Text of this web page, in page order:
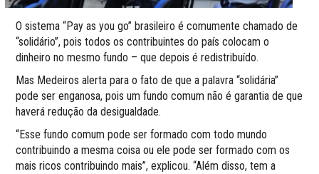
O sistema “Pay as you go” brasileiro é comumente chamado de
“solidário”, pois todos os contribuintes do país colocam o
dinheiro no mesmo fundo – que depois é redistribuído.
Mas Medeiros alerta para o fato de que a palavra “solidária”
pode ser enganosa, pois um fundo comum não é garantia de que
haverá redução da desigualdade.
“Esse fundo comum pode ser formado com todo mundo
contribuindo a mesma coisa ou ele pode ser formado com os
mais ricos contribuindo mais”, explicou. “Além disso, tem a